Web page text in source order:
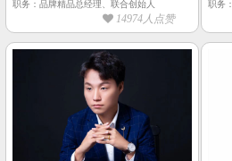
职务：品牌精品总经理、联合创始人
14974人点赞
职务